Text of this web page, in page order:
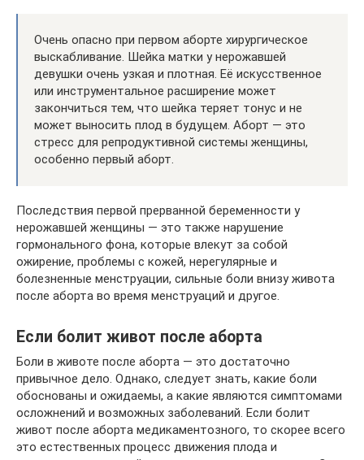
Очень опасно при первом аборте хирургическое
выскабливание. Шейка матки у нерожавшей
девушки очень узкая и плотная. Её искусственное
или инструментальное расширение может
закончиться тем, что шейка теряет тонус и не
может выносить плод в будущем. Аборт — это
стресс для репродуктивной системы женщины,
особенно первый аборт.
Последствия первой прерванной беременности у
нерожавшей женщины — это также нарушение
гормонального фона, которые влекут за собой
ожирение, проблемы с кожей, нерегулярные и
болезненные менструации, сильные боли внизу живота
после аборта во время менструаций и другое.
Если болит живот после аборта
Боли в животе после аборта — это достаточно
привычное дело. Однако, следует знать, какие боли
обоснованы и ожидаемы, а какие являются симптомами
осложнений и возможных заболеваний. Если болит
живот после аборта медикаментозного, то скорее всего
это естественных процесс движения плода и